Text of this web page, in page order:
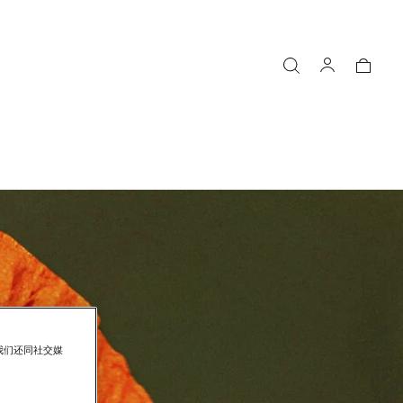
们还同社交媒